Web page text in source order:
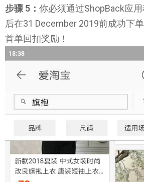
步骤 5： 你必须通过ShopBack应
后在31 December 2019前成功下
首单回扣奖励！